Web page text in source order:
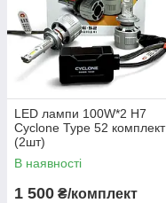
LED лампи 100W*2 H7
Cyclone Type 52 комплект
(2шт)
В наявності
1 500 ₴/комплект